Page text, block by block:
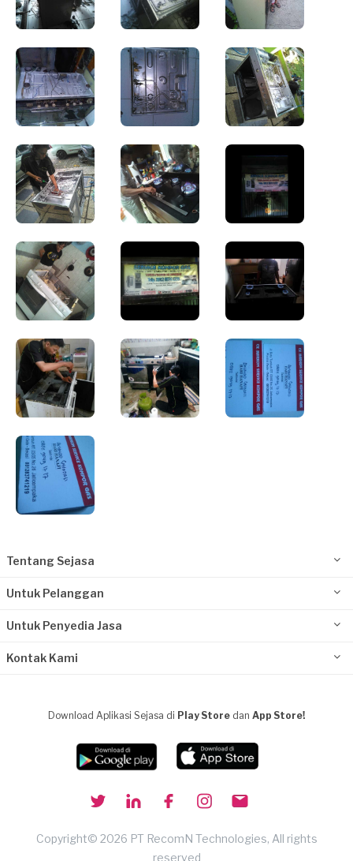
Tentang Sejasa
Untuk Pelanggan
Untuk Penyedia Jasa
Kontak Kami
Download Aplikasi Sejasa di Play Store dan App Store!
Copyright© 2026 PT RecomN Technologies, All rights
reserved